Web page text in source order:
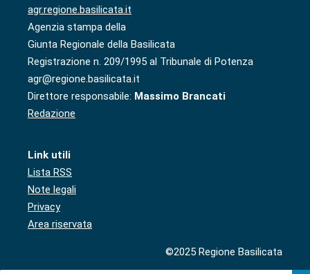
agr.regione.basilicata.it
Agenzia stampa della
Giunta Regionale della Basilicata
Registrazione n. 209/1995 al Tribunale di Potenza
agr@regione.basilicata.it
Direttore responsabile: Massimo Brancati
Redazione
Link utili
Lista RSS
Note legali
Privacy
Area riservata
©2025 Regione Basilicata